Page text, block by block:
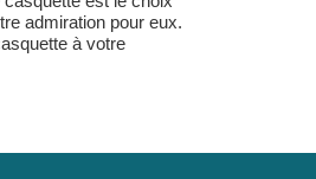
admiration pour eux.
à votre